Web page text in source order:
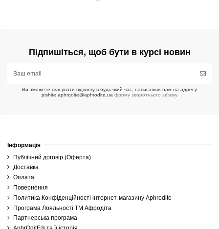
Підпишіться, щоб бути в курсі новин
Ви зможете скасувати підписку в будь-який час, написавши нам на адресу
pishite.aphrodite@aphrodite.ua форму зворотнього зв'язку
Інформація
Публічний договір (Оферта)
Доставка
Оплата
Повернення
Политика Конфіденційності інтернет-магазину Aphrodite
Програма Лояльності ТМ Афродіта
Партнерська програма